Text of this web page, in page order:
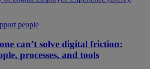
people
can’t solve digital friction:
processes, and tools